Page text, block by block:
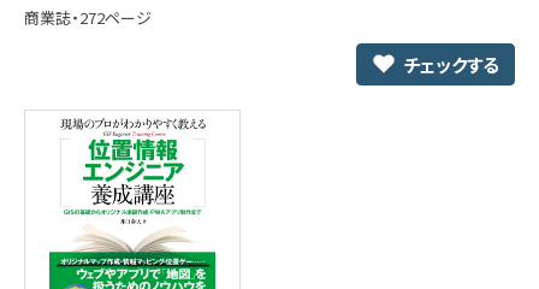
商業誌・272ページ
チェックする